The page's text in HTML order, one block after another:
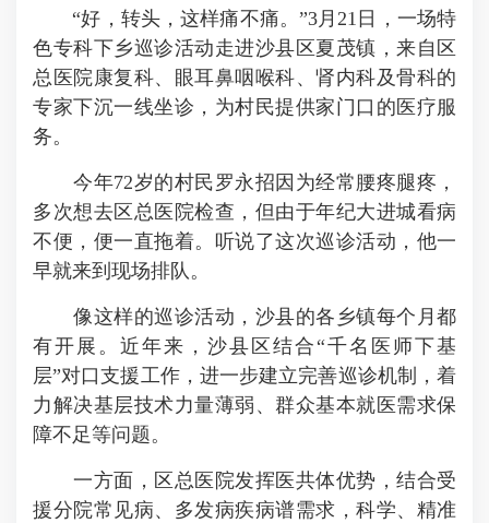
“好，转头，这样痛不痛。”3月21日，一场特
色专科下乡巡诊活动走进沙县区夏茂镇，来自区
总医院康复科、眼耳鼻咽喉科、肾内科及骨科的
专家下沉一线坐诊，为村民提供家门口的医疗服
务。
今年72岁的村民罗永招因为经常腰疼腿疼，
多次想去区总医院检查，但由于年纪大进城看病
不便，便一直拖着。听说了这次巡诊活动，他一
早就来到现场排队。
像这样的巡诊活动，沙县的各乡镇每个月都
有开展。近年来，沙县区结合“千名医师下基
层”对口支援工作，进一步建立完善巡诊机制，着
力解决基层技术力量薄弱、群众基本就医需求保
障不足等问题。
一方面，区总医院发挥医共体优势，结合受
援分院常见病、多发病疾病谱需求，科学、精准